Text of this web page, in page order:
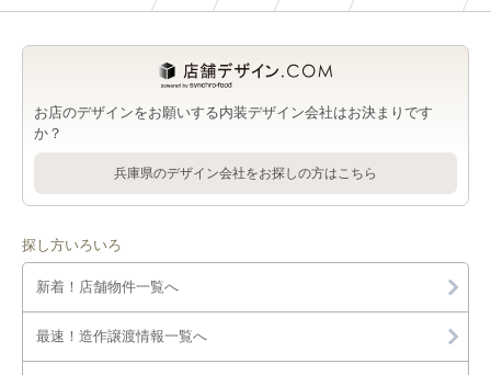
お店のデザインをお願いする内装デザイン会社はお決まりです
か？
兵庫県のデザイン会社をお探しの方はこちら
探し方いろいろ
新着！店舗物件一覧へ
最速！造作譲渡情報一覧へ